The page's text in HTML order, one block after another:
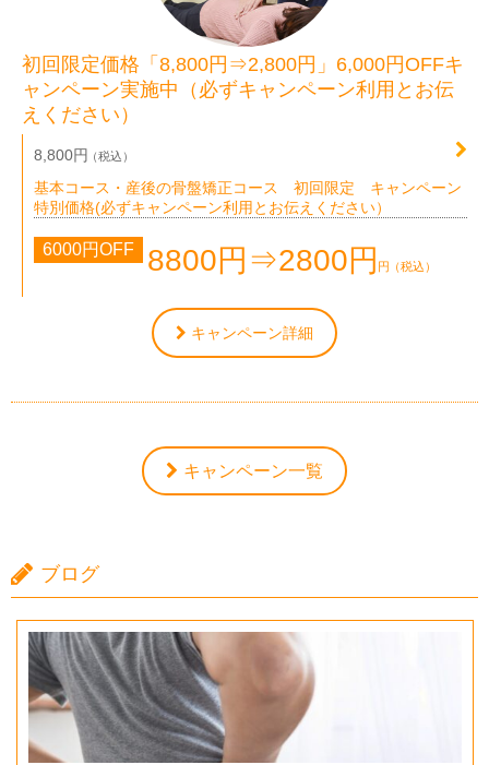
初回限定価格「8,800円⇒2,800円」6,000円OFFキ
ャンペーン実施中（必ずキャンペーン利用とお伝
えください）
8,800円 （税込）
基本コース・産後の骨盤矯正コース 初回限定 キャンペーン
特別価格(必ずキャンペーン利用とお伝えください）
6000円OFF 8800円⇒2800円
円 （税込）
キャンペーン詳細
キャンペーン一覧
ブログ